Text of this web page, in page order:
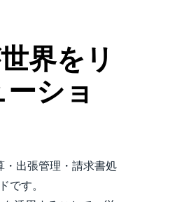
界をリ
ショ
・出張管理・請求書処
です。